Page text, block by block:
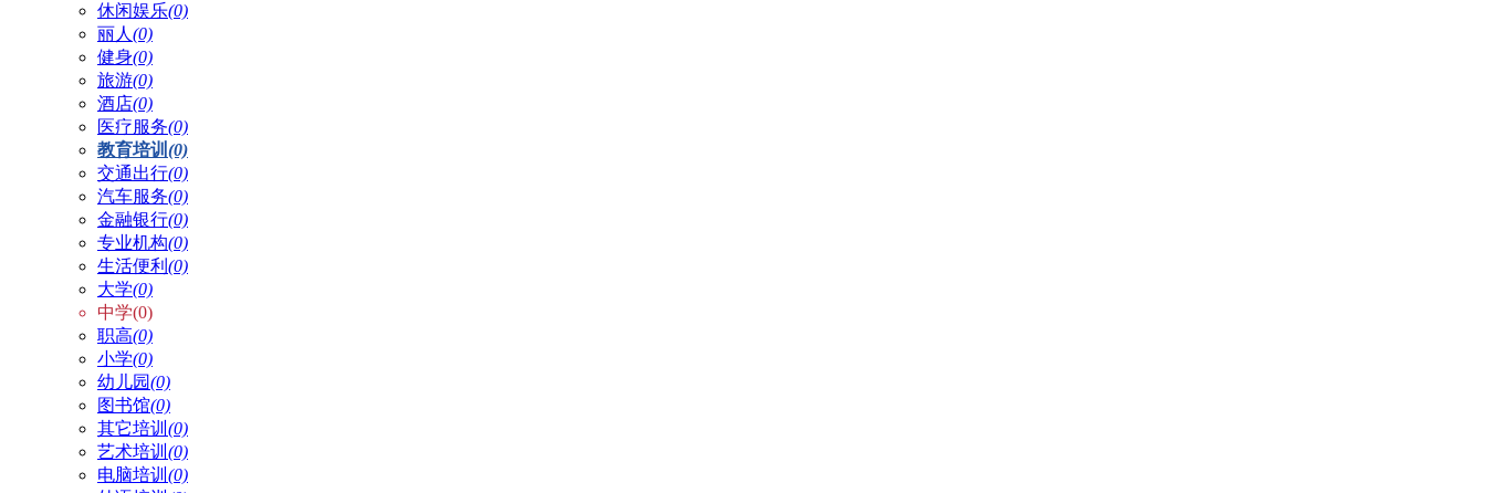
休闲娱乐(0)
丽人 (0)
健身(0)
旅游(0)
酒店(0)
医疗服务(0)
教育培训 (0)
交通出行(0)
汽车服务(0)
金融银行(0)
专业机构(0)
生活便利 (0)
大学(0)
中学(0)
职高(0)
小学(0)
幼儿园(0)
图书馆(0)
其它培训 (0)
艺术培训 (0)
电脑培训 (0)